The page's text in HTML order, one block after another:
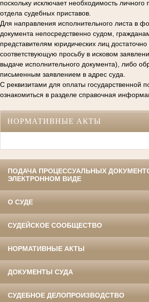
поскольку исключает необходимость
отдела судебных приставов.
Для направления исполнительного листа в
документа непосредственно судом,
представителям юридических лиц достаточно
соответствующую просьбу в исковом
выдаче исполнительного документа), либо
письменным заявлением в адрес суда.
С реквизитами для оплаты государственной
ознакомиться в разделе справочная
НОРМАТИВНЫЕ АКТЫ
ПОДАЧА ПРОЦЕССУАЛЬНЫХ
ЭЛЕКТРОННОМ ВИДЕ
О СУДЕ
СУДЕЙСКОЕ СООБЩЕСТВО
НОРМАТИВНЫЕ АКТЫ
ДОКУМЕНТЫ СУДА
СУДЕБНОЕ ДЕЛОПРОИЗВОДСТВО